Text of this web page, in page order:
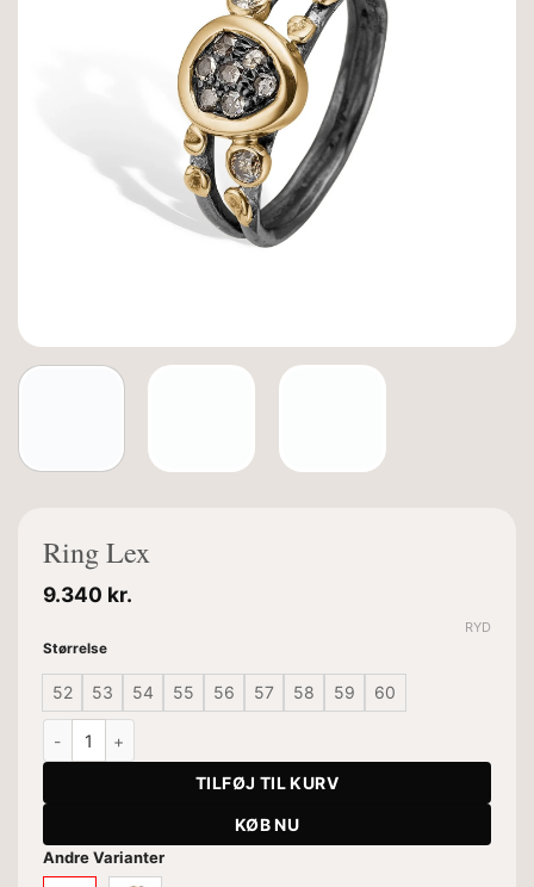
Ring Lex
9.340 kr.
Størrelse
52 53 54 55 56 57 58 59 60
RYD
Ring Lex antal
TILFØJ TIL KURV
KØB NU
Andre Varianter